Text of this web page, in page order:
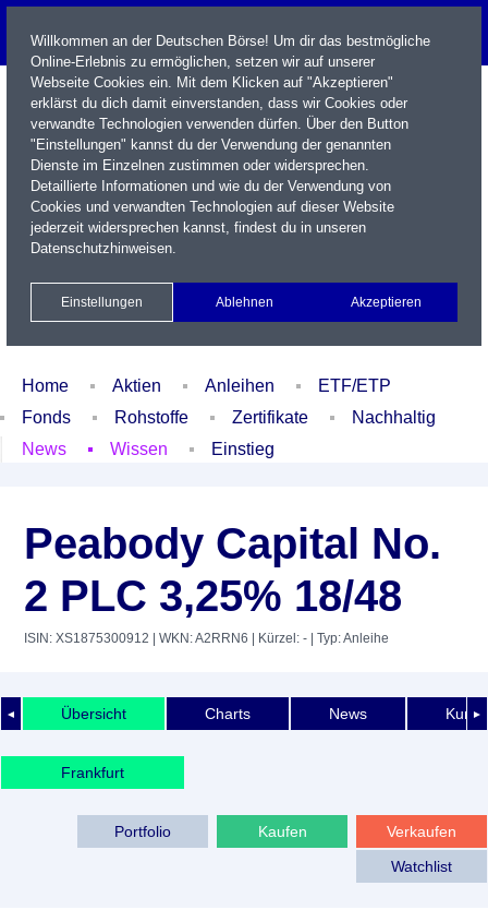
Name / WKN / ISIN / Kürzel
Xetra Realtime
Watchlist Portfolio Login
Home Aktien Anleihen
ETF/ETP
Fonds
Rohstoffe Zertifikate
Nachhaltig
News
Wissen Einstieg
Peabody Capital No.
2 PLC 3,25% 18/48
ISIN: XS1875300912 | WKN: A2RRN6 | Kürzel: - | Typ: Anleihe
◄ ►
Übersicht Charts News
Frankfurt
Verkaufen
Kaufen
Portfolio
Watchlist
Willkommen an der Deutschen Börse! Um dir das bestmögliche
Online-Erlebnis zu ermöglichen, setzen wir auf unserer
Webseite Cookies ein. Mit dem Klicken auf "Akzeptieren"
erklärst du dich damit einverstanden, dass wir Cookies oder
verwandte Technologien verwenden dürfen. Über den Button
"Einstellungen" kannst du der Verwendung der genannten
Dienste im Einzelnen zustimmen oder widersprechen.
Detaillierte Informationen und wie du der Verwendung von
Cookies und verwandten Technologien auf dieser Website
jederzeit widersprechen kannst, findest du in unseren
Datenschutzhinweisen.
Einstellungen Ablehnen Akzeptieren